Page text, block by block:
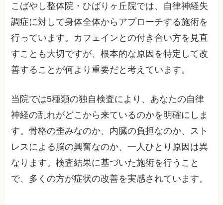
こばやし整体院・ひばりヶ丘院では、自律神経失
調症に対して身体全体からアプローチする施術を
行っています。カフェインとの付き合い方を見直
すことも大切ですが、根本的な原因を特定して改
善することが何より重要だと考えています。
当院では5種類の独自検査により、あなたの自律
神経の乱れがどこから来ているのかを明確にしま
す。骨格の歪みなのか、内臓の負担なのか、スト
レスによる脳の興奮なのか、一人ひとり原因は異
なります。検査結果に基づいた施術を行うこと
で、多くの方が症状の改善を実感されています。